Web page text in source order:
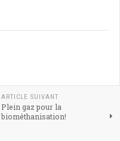
ARTICLE SUIVANT
Plein gaz pour la
biométhanisation!